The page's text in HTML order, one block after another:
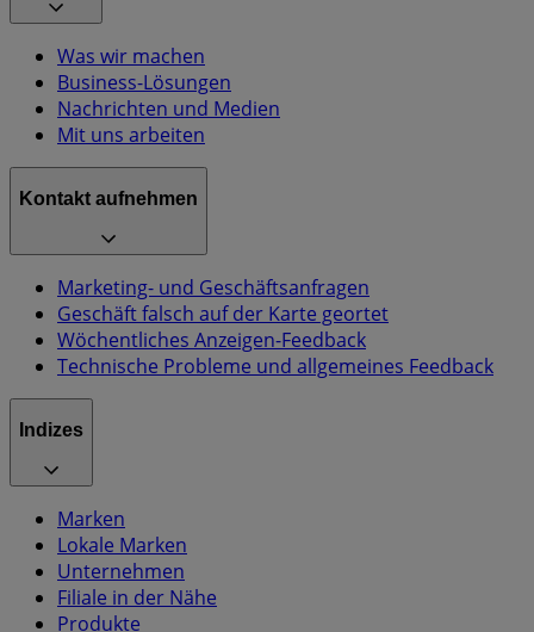
Was wir machen
Business-Lösungen
Nachrichten und Medien
Mit uns arbeiten
Kontakt aufnehmen
Marketing- und Geschäftsanfragen
Geschäft falsch auf der Karte geortet
Wöchentliches Anzeigen-Feedback
Technische Probleme und allgemeines Feedback
Indizes
Marken
Lokale Marken
Unternehmen
Filiale in der Nähe
Produkte